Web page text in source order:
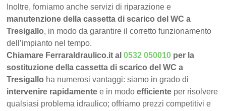
Inoltre, forniamo anche servizi di riparazione e
manutenzione della cassetta di scarico del WC a
Tresigallo, in modo da garantire il corretto funzionamento
dell’impianto nel tempo.
Chiamare FerraraIdraulico.it al0532 050010 per la
sostituzione della cassetta di scarico del WC a
Tresigallo ha numerosi vantaggi: siamo in grado di
intervenire rapidamente e in modoefficiente per risolvere
qualsiasi problema idraulico; offriamo prezzi competitivi e